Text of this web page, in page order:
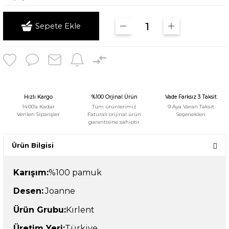
Sepete Ekle
Hızlı Kargo
14:00'a Kadar
Verilen Siparişler
%100 Orjinal Ürün
Tüm ürünlerimiz
Faturalı orijinal ürün
garantisine sahiptir.
Vade Farksız 3 Taksit
9 Aya Varan Taksit
Seçenekleri
Ürün Bilgisi
Karışım:%100 pamuk
Desen:Joanne
Ürün Grubu:Kırlent